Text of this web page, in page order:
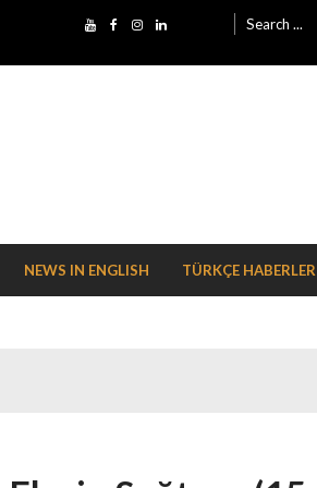
Search for:
NEWS IN ENGLISH TÜRKÇE HABERLER